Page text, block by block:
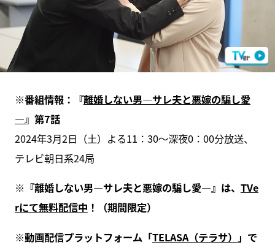
※番組情報：『離婚しない男―サレ夫と悪嫁の騙し愛
―』第7話
2024年3月2日（土）よる11：30～深夜0：00分放送、
テレビ朝日系24局
※『離婚しない男―サレ夫と悪嫁の騙し愛―』は、 TVe
rにて無料配信中 ！（期間限定）
※動画配信プラットフォーム「TELASA（テラサ） 」で